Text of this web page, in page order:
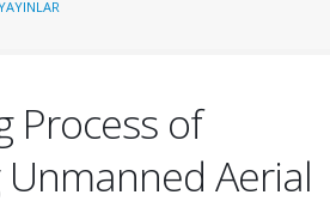
Process of
Unmanned Aerial